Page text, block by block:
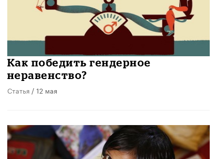
Как победить гендерное
неравенство?
Статья / 12 мая